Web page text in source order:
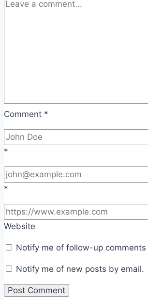
Comment *
*
*
Website
Notify me of follow-up comments
Notify me of new posts by email.